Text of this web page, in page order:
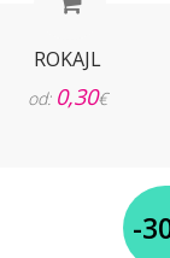
ROKAJL
od: 0,30€
-